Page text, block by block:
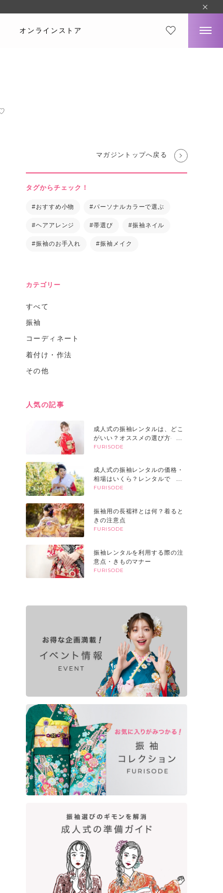
オンラインストア
マガジントップへ戻る
タグからチェック！
#おすすめ小物 #パーソナルカラーで選ぶ
#ヘアアレンジ #帯選び #振袖ネイル
#振袖のお手入れ #振袖メイク
カテゴリー
すべて
振袖
コーディネート
着付け・作法
その他
人気の記事
成人式の振袖レンタルは、どこ
がいい？オススメの選び方や探
すときのポイント
FURISODE
成人式の振袖レンタルの価格・
相場はいくら？レンタルでも高
い？購入との違いやメリット
FURISODE
振袖用の長襦袢とは何？着ると
きの注意点
FURISODE
振袖レンタルを利用する際の注
意点・きものマナー
FURISODE